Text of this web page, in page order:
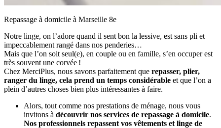
Repassage à domicile à Marseille 8e
Notre linge, on l’adore quand il sent bon la lessive, est sans pli et
impeccablement rangé dans nos penderies…
Mais que l’on soit seul(e), en couple ou en famille, s’en occuper est
très souvent une corvée !
Chez MerciPlus, nous savons parfaitement que repasser, plier,
ranger du linge, cela prend un temps considérable et que l’on a
plein d’autres choses bien plus intéressantes à faire.
Alors, tout comme nos prestations de ménage, nous vous
invitons à découvrir nos services de repassage à domicile.
Nos professionnels repassent vos vêtements et linge de